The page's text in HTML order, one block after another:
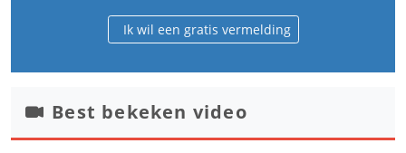
Ik wil een gratis vermelding
Best bekeken video